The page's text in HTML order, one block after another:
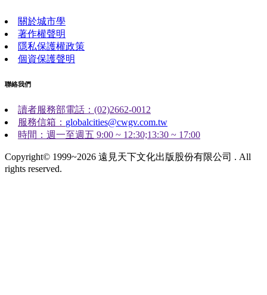
關於城市學
著作權聲明
隱私保護權政策
個資保護聲明
聯絡我們
讀者服務部電話：(02)2662-0012
服務信箱： globalcities@cwgv.com.tw
時間：週一至週五 9:00 ~ 12:30;13:30 ~ 17:00
Copyright© 1999~2026 遠見天下文化出版股份有限公司 . All
rights reserved.